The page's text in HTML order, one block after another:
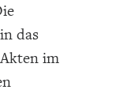
das
im